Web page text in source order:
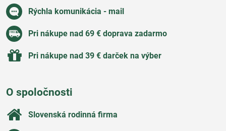
Rýchla komunikácia - mail
Pri nákupe nad 69 € doprava zadarmo
Pri nákupe nad 39 € darček na výber
O spoločnosti
Slovenská rodinná firma